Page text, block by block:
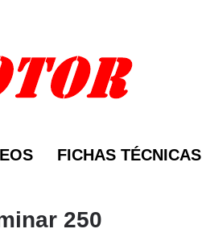
FICHAS TÉCNICAS
250